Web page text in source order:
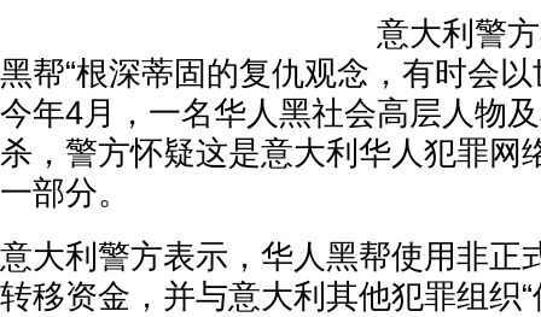
意大利警
黑帮“根深蒂固的复仇观念，有时会
今年4月，一名华人黑社会高层人物
杀，警方怀疑这是意大利华人犯罪网
一部分。
意大利警方表示，华人黑帮使用非正
转移资金，并与意大利其他犯罪组织